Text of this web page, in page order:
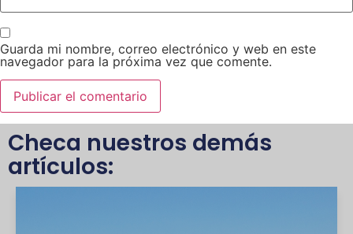
Guarda mi nombre, correo electrónico y web en este
navegador para la próxima vez que comente.
Checa nuestros demás
artículos: